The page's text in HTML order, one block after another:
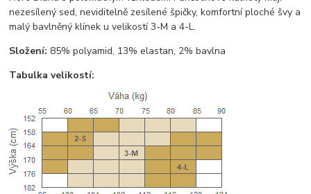
nezesílený sed, neviditelně zesílené špičky, komfortní ploché švy a
malý bavlněný klínek u velikostí 3-M a 4-L.
Složení: 85% polyamid, 13% elastan, 2% bavlna
Tabulka velikostí: